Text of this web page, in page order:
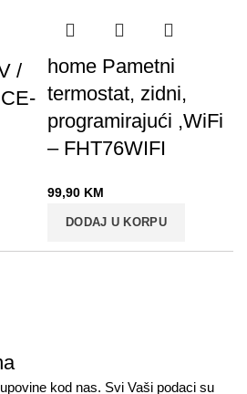
/
home Pametni
termostat, zidni,
programirajući ,WiFi
– FHT76WIFI
99,90 KM
DODAJ U KORPU
kod nas. Svi Vaši podaci su